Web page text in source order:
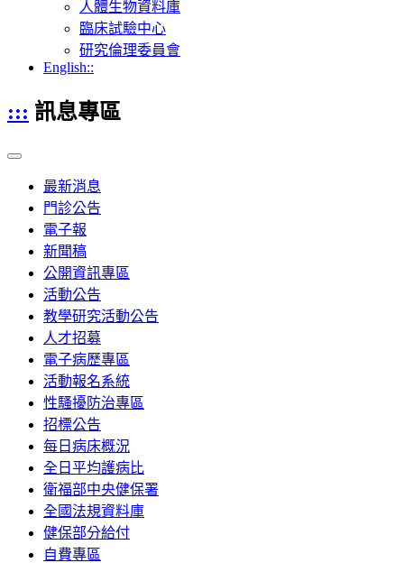
人體生物資料庫
臨床試驗中心
研究倫理委員會
English::
::: 訊息專區
最新消息
門診公告
電子報
新聞稿
公開資訊專區
活動公告
教學研究活動公告
人才招募
電子病歷專區
活動報名系統
性騷擾防治專區
招標公告
每日病床概況
全日平均護病比
衛福部中央健保署
全國法規資料庫
健保部分給付
自費專區